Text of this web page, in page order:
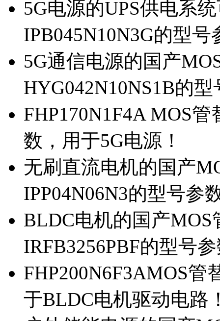
5G电源的UPS供电系
IPB045N10N3G的型号
5G通信电源的国产
HYG042N10NS1B的
FHP170N1F4A MOS
数，用于5G电源！
无刷直流电机的国产
IPP04N06N3的型号参
BLDC电机的国产MOS
IRFB3256PBF的型号
FHP200N6F3AMOS管
于BLDC电机驱动电路